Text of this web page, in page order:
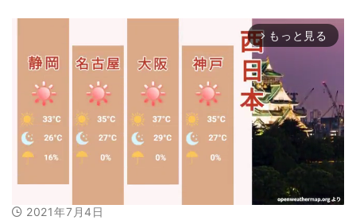
arrow_forward_ios もっと見る
2021年7月4日